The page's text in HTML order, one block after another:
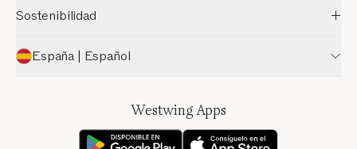
Sostenibilidad
España | Español
Westwing Apps